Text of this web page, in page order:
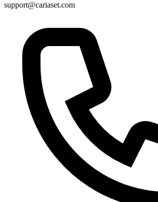
support@cariaset.com